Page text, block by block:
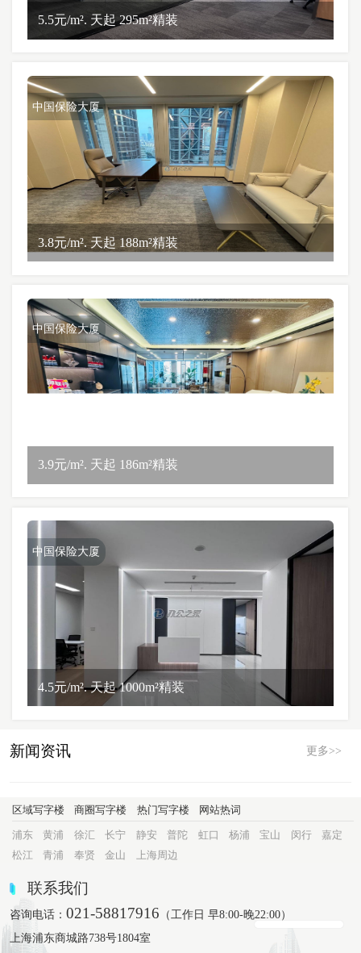
5.5元/m². 天起 295m²精装
中国保险大厦
3.8元/m². 天起 188m²精装
中国保险大厦
3.9元/m². 天起 186m²精装
中国保险大厦
4.5元/m². 天起 1000m²精装
新闻资讯 更多>>
区域写字楼 商圈写字楼 热门写字楼 网站热词
浦东 黄浦 徐汇 长宁 静安 普陀 虹口 杨浦 宝山 闵行
嘉定
松江
青浦 奉贤 金山 上海周边
联系我们
咨询电话：021-58817916 （工作日 早8:00-晚22:00）
上海浦东商城路738号1804室